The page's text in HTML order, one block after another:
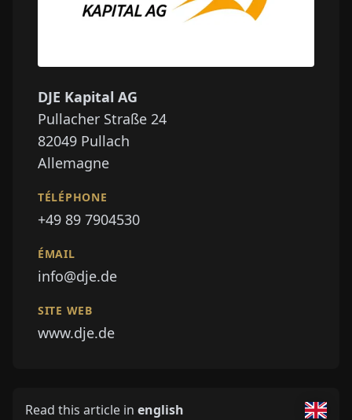
DJE Kapital AG
Pullacher Straße 24
82049 Pullach
Allemagne
TÉLÉPHONE
+49 89 7904530
ÉMAIL
info@dje.de
SITE WEB
www.dje.de
Read this article in english